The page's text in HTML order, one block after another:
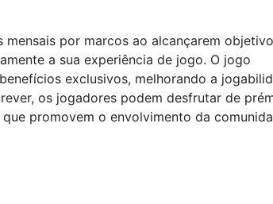
por marcos ao alcançarem
a sua experiência de jogo. O jogo
exclusivos, melhorando a
os jogadores podem desfrutar de
promovem o envolvimento da